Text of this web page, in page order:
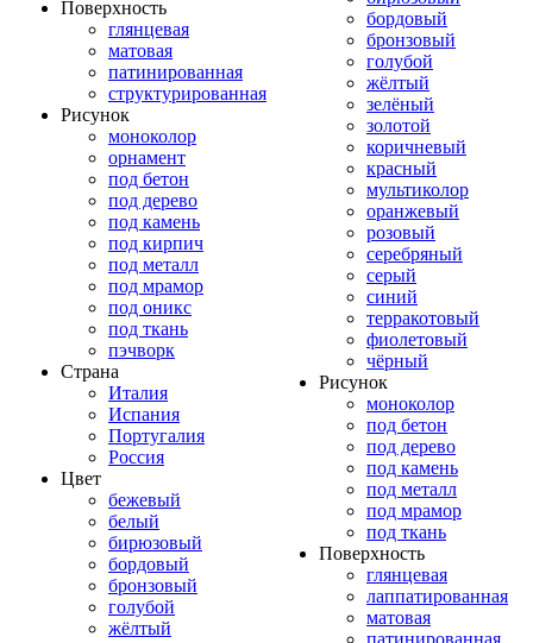
Поверхность
глянцевая
матовая
патинированная
структурированная
Рисунок
моноколор
орнамент
под бетон
под дерево
под камень
под кирпич
под металл
под мрамор
под оникс
под ткань
пэчворк
Страна
Италия
Испания
Португалия
Россия
Цвет
бежевый
белый
бирюзовый
бордовый
бронзовый
голубой
жёлтый
бордовый
бронзовый
голубой
жёлтый
зелёный
золотой
коричневый
красный
мультиколор
оранжевый
розовый
серебряный
серый
синий
терракотовый
фиолетовый
чёрный
Рисунок
моноколор
под бетон
под дерево
под камень
под металл
под мрамор
под ткань
Поверхность
глянцевая
лаппатированная
матовая
патинированная